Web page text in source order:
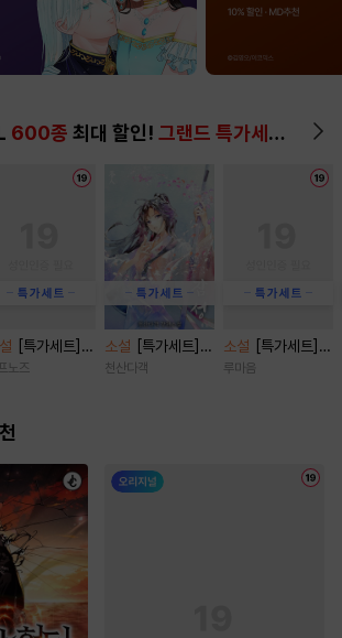
600종 최대 할인! 그랜드 특가세트
[특가세트]
조폭 아저씨
노즈
소설
[특가세트]
잠성 [단행본]
천산다객
소설
[특가세트]
황제의 침실을 지
루마음